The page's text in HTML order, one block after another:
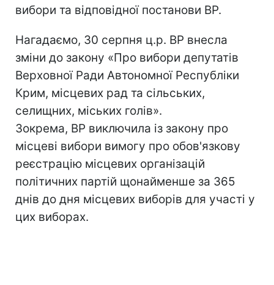
вибори та відповідної постанови ВР.
Нагадаємо, 30 серпня ц.р. ВР внесла
зміни до закону «Про вибори депутатів
Верховної Ради Автономної Республіки
Крим, місцевих рад та сільських,
селищних, міських голів».
Зокрема, ВР виключила із закону про
місцеві вибори вимогу про обов'язкову
реєстрацію місцевих організацій
політичних партій щонайменше за 365
днів до дня місцевих виборів для участі у
цих виборах.